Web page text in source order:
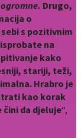
Drugo,
o
s pozitivnim
na
kako
stariji, teži,
Hrabro je
kao korak
čini da djeluje“,